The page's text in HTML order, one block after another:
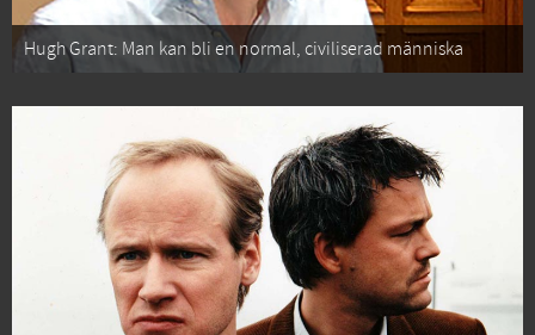
Hugh Grant: Man kan bli en normal, civiliserad människa